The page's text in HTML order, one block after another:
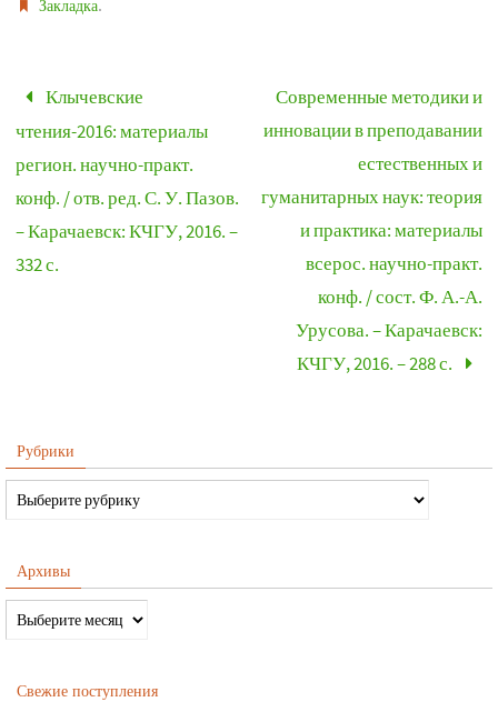
Закладка.
Клычевские
чтения-2016: материалы
регион. научно-практ.
конф. / отв. ред. С. У. Пазов.
– Карачаевск: КЧГУ, 2016. –
332 с.
Современные методики и
инновации в преподавании
естественных и
гуманитарных наук: теория
и практика: материалы
всерос. научно-практ.
конф. / сост. Ф. А.-А.
Урусова. – Карачаевск:
КЧГУ, 2016. – 288 с.
Рубрики
Архивы
Свежие поступления